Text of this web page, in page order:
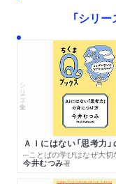
「シリ
シリーズ・全集
─ことばの学びはなぜ大切
今井むつみ著